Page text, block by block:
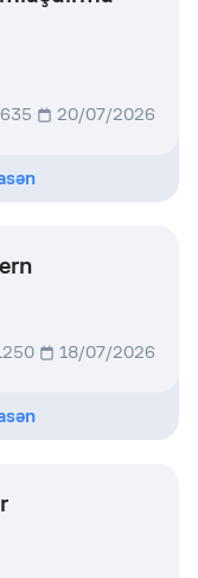
635 20/07/2026
18/07/2026